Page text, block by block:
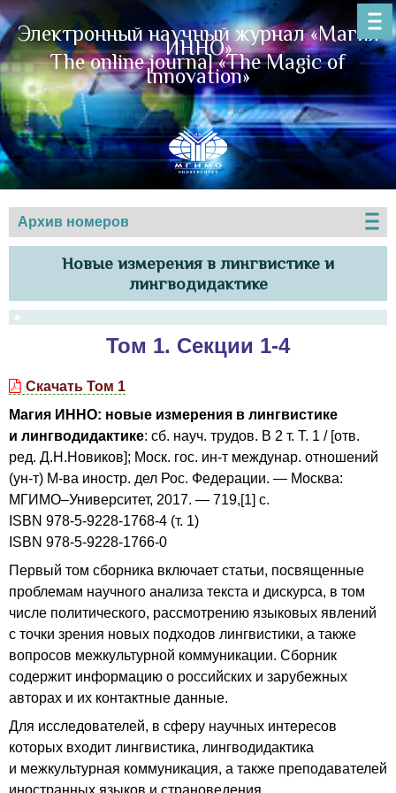
Электронный научный журнал «Магия
ИННО»
The online journal «The Magic of
Innovation»
Архив номеров
Новые измерения в лингвистике и
лингводидактике
Том 1. Секции 1-4
Скачать Том 1
Магия ИННО: новые измерения в лингвистике
и лингводидактике: сб. науч. трудов. В 2 т. Т. 1 / [отв.
ред. Д.Н.Новиков]; Моск. гос. ин-т междунар. отношений
(ун-т) М-ва иностр. дел Рос. Федерации. — Москва:
МГИМО–Университет, 2017. — 719,[1] с.
ISBN 978-5-9228-1768-4 (т. 1)
ISBN 978-5-9228-1766-0
Первый том сборника включает статьи, посвященные
проблемам научного анализа текста и дискурса, в том
числе политического, рассмотрению языковых явлений
с точки зрения новых подходов лингвистики, а также
вопросов межкультурной коммуникации. Сборник
содержит информацию о российских и зарубежных
авторах и их контактные данные.
Для исследователей, в сферу научных интересов
которых входит лингвистика, лингводидактика
и межкультурная коммуникация, а также преподавателей
иностранных языков и страноведения.